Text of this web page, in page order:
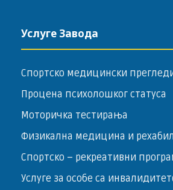
Услуге Завода
Спортско медицински
Процена психолошког статуса
Моторичка тестирања
Физикална медицина и
Спортско – ­рекреативни
Услуге за особе са